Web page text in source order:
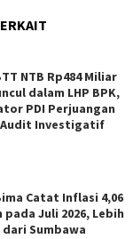
NTB Rp484 Miliar
dalam LHP BPK,
PDI Perjuangan
Audit Investigatif
Catat Inflasi 4,06
pada Juli 2026, Lebih
Sumbawa